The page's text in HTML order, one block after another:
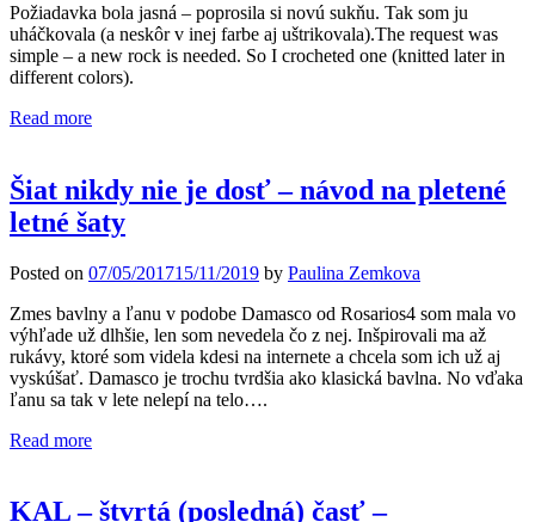
Požiadavka bola jasná – poprosila si novú sukňu. Tak som ju
uháčkovala (a neskôr v inej farbe aj uštrikovala).The request was
simple – a new rock is needed. So I crocheted one (knitted later in
different colors).
Read more
Šiat nikdy nie je dosť – návod na pletené
letné šaty
Posted on 07/05/201715/11/2019 by Paulina Zemkova
Zmes bavlny a ľanu v podobe Damasco od Rosarios4 som mala vo
výhľade už dlhšie, len som nevedela čo z nej. Inšpirovali ma až
rukávy, ktoré som videla kdesi na internete a chcela som ich už aj
vyskúšať. Damasco je trochu tvrdšia ako klasická bavlna. No vďaka
ľanu sa tak v lete nelepí na telo….
Read more
KAL – štvrtá (posledná) časť –